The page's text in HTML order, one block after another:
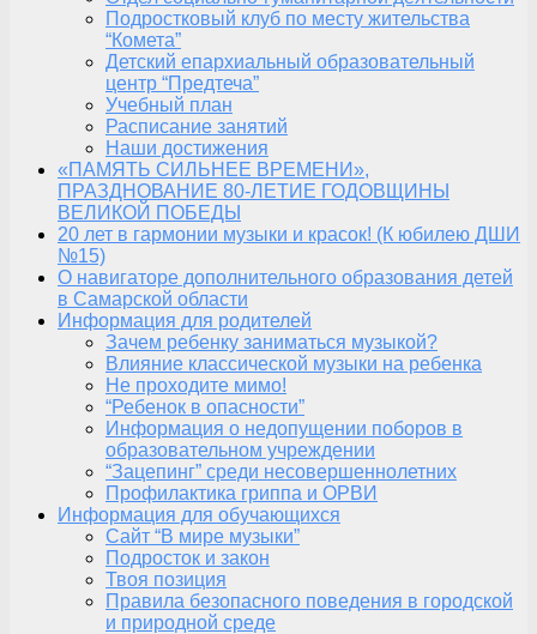
Подростковый клуб по месту жительства
“Комета”
Детский епархиальный образовательный
центр “Предтеча”
Учебный план
Расписание занятий
Наши достижения
«ПАМЯТЬ СИЛЬНЕЕ ВРЕМЕНИ»,
ПРАЗДНОВАНИЕ 80-ЛЕТИЕ ГОДОВЩИНЫ
ВЕЛИКОЙ ПОБЕДЫ
20 лет в гармонии музыки и красок! (К юбилею ДШИ
№15)
О навигаторе дополнительного образования детей
в Самарской области
Информация для родителей
Зачем ребенку заниматься музыкой?
Влияние классической музыки на ребенка
Не проходите мимо!
“Ребенок в опасности”
Информация о недопущении поборов в
образовательном учреждении
“Зацепинг” среди несовершеннолетних
Профилактика гриппа и ОРВИ
Информация для обучающихся
Сайт “В мире музыки”
Подросток и закон
Твоя позиция
Правила безопасного поведения в городской
и природной среде